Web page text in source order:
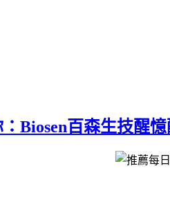
Biosen百森生技醒